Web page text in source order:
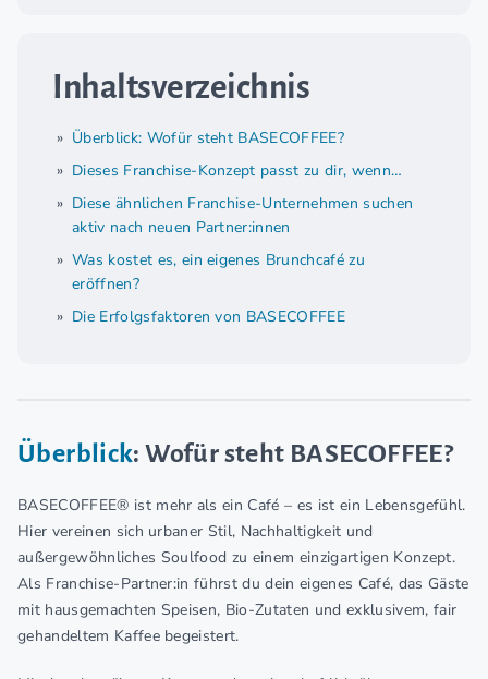
Inhaltsverzeichnis
Überblick: Wofür steht BASECOFFEE?
Dieses Franchise-Konzept passt zu dir, wenn…
Diese ähnlichen Franchise-Unternehmen suchen
aktiv nach neuen Partner:innen
Was kostet es, ein eigenes Brunchcafé zu
eröffnen?
Die Erfolgsfaktoren von BASECOFFEE
Überblick: Wofür steht BASECOFFEE?
BASECOFFEE® ist mehr als ein Café – es ist ein Lebensgefühl.
Hier vereinen sich urbaner Stil, Nachhaltigkeit und
außergewöhnliches Soulfood zu einem einzigartigen Konzept.
Als Franchise-Partner:in führst du dein eigenes Café, das Gäste
mit hausgemachten Speisen, Bio-Zutaten und exklusivem, fair
gehandeltem Kaffee begeistert.